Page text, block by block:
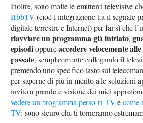
Inoltre, sono molte le emittenti televisive
HbbTV (cioè l’integrazione tra il segnale
digitale terrestre e Internet) per far sì che
riavviare un programma già iniziato,
episodioppureaccedere velocemente
passate, semplicemente collegando il
premendo uno specifico tasto sul
per saperne di più in merito alle soluzioni
invito a prendere visione dei miei
vedere un programma perso in TV ecome
TV: sono sicuro che ti torneranno